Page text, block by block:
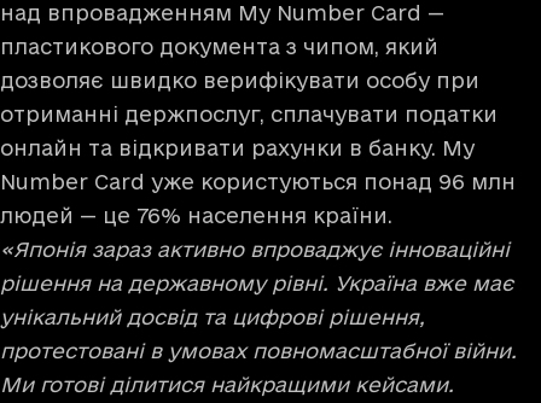
над впровадженням My Number Card —
пластикового документа з чипом, який
дозволяє швидко верифікувати особу при
отриманні держпослуг, сплачувати податки
онлайн та відкривати рахунки в банку. My
Number Card уже користуються понад 96 млн
людей — це 76% населення країни.
«Японія зараз активно впроваджує інноваційні
рішення на державному рівні. Україна вже має
унікальний досвід та цифрові рішення,
протестовані в умовах повномасштабної війни.
Ми готові ділитися найкращими кейсами.